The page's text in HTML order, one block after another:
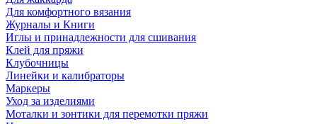
Для комфортного вязания
Журналы и Книги
Иглы и принадлежности для сшивания
Клей для пряжи
Клубочницы
Линейки и калибраторы
Маркеры
Уход за изделиями
Моталки и зонтики для перемотки пряжи